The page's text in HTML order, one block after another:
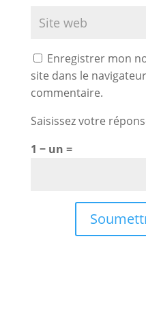
Enregistrer mon
site dans le
commentaire.
Saisissez votre
1 − un =